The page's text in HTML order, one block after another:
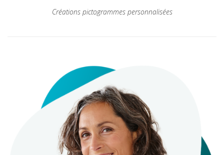
Créations pictogrammes personnalisées